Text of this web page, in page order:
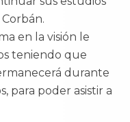
en la visión le
teniendo que
durante
para poder asistir a